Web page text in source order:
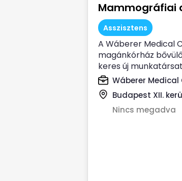
Mammográfiai
Asszisztens
A Wáberer Medical
magánkórház
keres új
Mammográfiai
Wáberer Medical
Budapest XII.
Nincs megadva